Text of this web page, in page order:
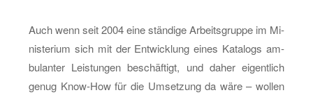
Auch wenn seit 2004 eine stän­di­ge Ar­beits­grup­pe im Mi­
nis­te­ri­um sich mit der Ent­wick­lung eines Ka­ta­logs am­
bu­lan­ter Leis­tun­gen be­schäf­tigt, und daher ei­gent­lich
genug Know-How für die Um­set­zung da wäre – wol­len